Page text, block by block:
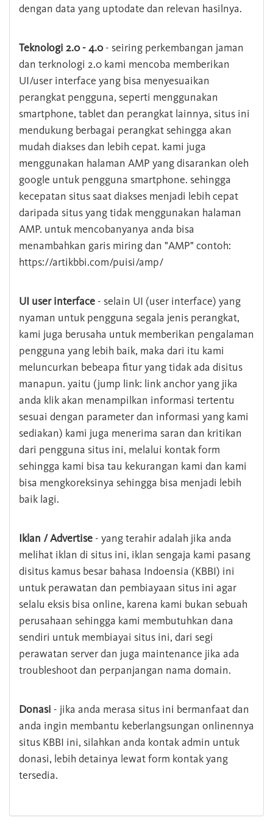
dengan data yang uptodate dan relevan hasilnya.
Teknologi 2.0 - 4.0- seiring perkembangan jaman
dan terknologi 2.0 kami mencoba memberikan
UI/user interface yang bisa menyesuaikan
perangkat pengguna, seperti menggunakan
smartphone, tablet dan perangkat lainnya, situs ini
mendukung berbagai perangkat sehingga akan
mudah diakses dan lebih cepat. kami juga
menggunakan halaman AMP yang disarankan oleh
google untuk pengguna smartphone. sehingga
kecepatan situs saat diakses menjadi lebih cepat
daripada situs yang tidak menggunakan halaman
AMP. untuk mencobanyanya anda bisa
menambahkan garis miring dan "AMP" contoh:
https://artikbbi.com/puisi/amp/
UI user interface - selain UI (user interface) yang
nyaman untuk pengguna segala jenis perangkat,
kami juga berusaha untuk memberikan pengalaman
pengguna yang lebih baik, maka dari itu kami
meluncurkan bebeapa fitur yang tidak ada disitus
manapun. yaitu (jump link: link anchor yang jika
anda klik akan menampilkan informasi tertentu
sesuai dengan parameter dan informasi yang kami
sediakan) kami juga menerima saran dan kritikan
dari pengguna situs ini, melalui kontak form
sehingga kami bisa tau kekurangan kami dan kami
bisa mengkoreksinya sehingga bisa menjadi lebih
baik lagi.
Iklan / Advertise - yang terahir adalah jika anda
melihat iklan di situs ini, iklan sengaja kami pasang
disitus kamus besar bahasa Indoensia (KBBI) ini
untuk perawatan dan pembiayaan situs ini agar
selalu eksis bisa online, karena kami bukan sebuah
perusahaan sehingga kami membutuhkan dana
sendiri untuk membiayai situs ini, dari segi
perawatan server dan juga maintenance jika ada
troubleshoot dan perpanjangan nama domain.
Donasi - jika anda merasa situs ini bermanfaat dan
anda ingin membantu keberlangsungan onlinennya
situs KBBI ini, silahkan anda kontak admin untuk
donasi, lebih detainya lewat form kontak yang
tersedia.